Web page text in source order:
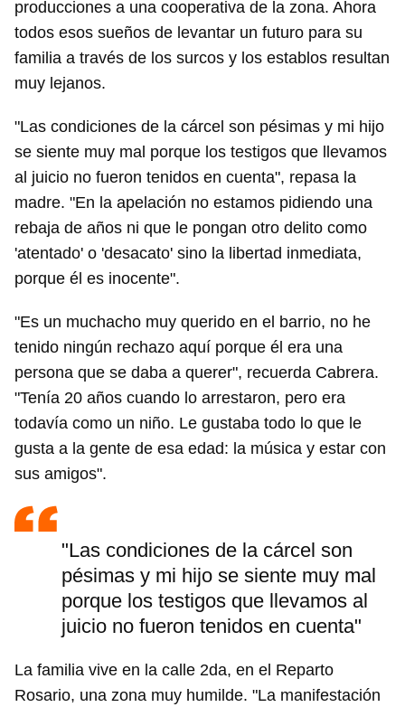
producciones a una cooperativa de la zona. Ahora
todos esos sueños de levantar un futuro para su
familia a través de los surcos y los establos resultan
muy lejanos.
"Las condiciones de la cárcel son pésimas y mi hijo
se siente muy mal porque los testigos que llevamos
al juicio no fueron tenidos en cuenta", repasa la
madre. "En la apelación no estamos pidiendo una
rebaja de años ni que le pongan otro delito como
'atentado' o 'desacato' sino la libertad inmediata,
porque él es inocente".
"Es un muchacho muy querido en el barrio, no he
tenido ningún rechazo aquí porque él era una
persona que se daba a querer", recuerda Cabrera.
"Tenía 20 años cuando lo arrestaron, pero era
todavía como un niño. Le gustaba todo lo que le
gusta a la gente de esa edad: la música y estar con
sus amigos".
"Las condiciones de la cárcel son
pésimas y mi hijo se siente muy mal
porque los testigos que llevamos al
juicio no fueron tenidos en cuenta"
La familia vive en la calle 2da, en el Reparto
Rosario, una zona muy humilde. "La manifestación